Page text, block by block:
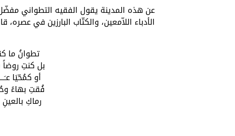
الأدباء اللاّمعين، والكتّاب البارزين في عصره،
تطوانُ ما
بل كنتِ روضاً
أو كمُحّيَا
فُقتِ بهاءً
رماكِ بالعينِ